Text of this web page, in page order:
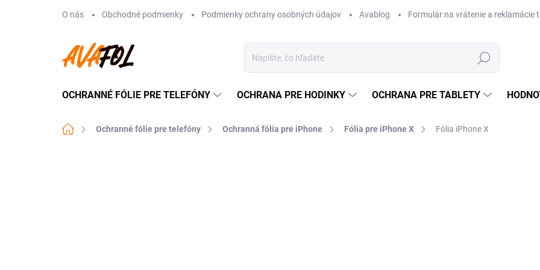
O nás Obchodné podmienky Podmienky ochrany osobných údajov Avablog Formulár na vrátenie a reklamácie
Hľadať
OCHRANNÉ FÓLIE PRE TELEFÓNY OCHRANA PRE HODINKY OCHRANA PRE TABLETY
DomovOchranné fólie pre telefóny Ochranná fólia pre iPhone Fólia pre iPhone X Fólia iPhone X